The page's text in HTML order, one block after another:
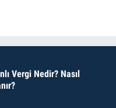
Vergi Nedir? Nasıl